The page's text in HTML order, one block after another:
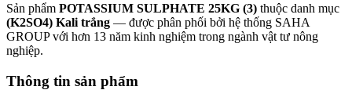
Sản phẩm POTASSIUM SULPHATE 25KG (3) thuộc danh mục
(K2SO4) Kali trắng — được phân phối bởi hệ thống SAHA
GROUP với hơn 13 năm kinh nghiệm trong ngành vật tư nông
nghiệp.
Thông tin sản phẩm